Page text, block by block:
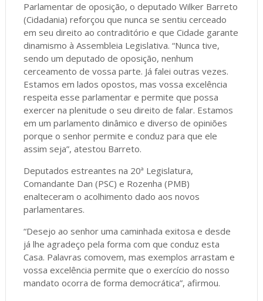
Parlamentar de oposição, o deputado Wilker Barreto
(Cidadania) reforçou que nunca se sentiu cerceado
em seu direito ao contraditório e que Cidade garante
dinamismo à Assembleia Legislativa. “Nunca tive,
sendo um deputado de oposição, nenhum
cerceamento de vossa parte. Já falei outras vezes.
Estamos em lados opostos, mas vossa excelência
respeita esse parlamentar e permite que possa
exercer na plenitude o seu direito de falar. Estamos
em um parlamento dinâmico e diverso de opiniões
porque o senhor permite e conduz para que ele
assim seja”, atestou Barreto.
Deputados estreantes na 20ª Legislatura,
Comandante Dan (PSC) e Rozenha (PMB)
enalteceram o acolhimento dado aos novos
parlamentares.
“Desejo ao senhor uma caminhada exitosa e desde
já lhe agradeço pela forma com que conduz esta
Casa. Palavras comovem, mas exemplos arrastam e
vossa excelência permite que o exercício do nosso
mandato ocorra de forma democrática”, afirmou.